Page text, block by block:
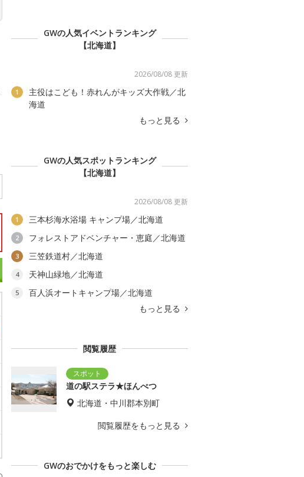
GWの人気イベントランキング
【北海道】
2026/08/08 更新
1
主役はこども！赤れんがキッズ大作戦／北
海道
もっと見る
GWの人気スポットランキング
【北海道】
2026/08/08 更新
1 三本杉海水浴場 キャンプ場／北海道
2 フォレストアドベンチャー・恵庭／北海道
3 三笠鉄道村／北海道
4 天神山緑地／北海道
5
百人浜オートキャンプ場／北海道
もっと見る
閲覧履歴
道の駅ステラ★ほんべつ
北海道・中川郡本別町
閲覧履歴をもっと見る
GWのおでかけをもっと楽しむ